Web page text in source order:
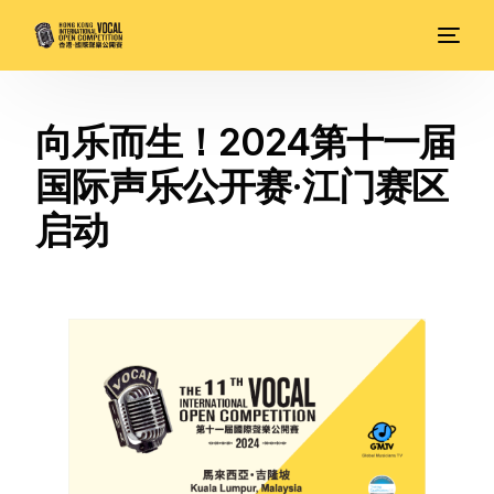
向乐而生！2024第十一届
国际声乐公开赛·江门赛区
启动